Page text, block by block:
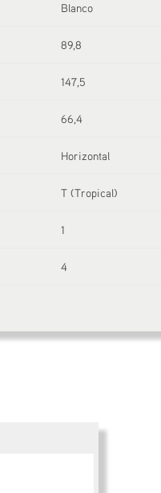
Blanco
89,8
147,5
66,4
Horizontal
T (Tropical)
1
4